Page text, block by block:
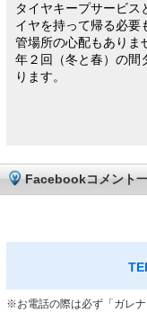
タイヤキープサービス
イヤを持って帰る必要
管場所の心配もありま
年２回（冬と春）の間
ります。
Facebookコメント
※お電話の際は必ず「ガレ